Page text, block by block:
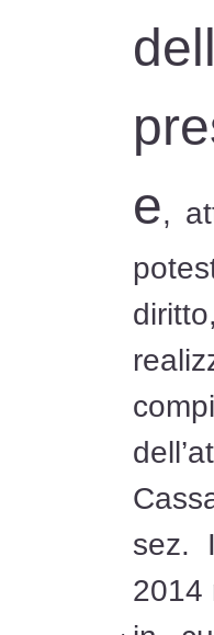
e,
sez.
2014